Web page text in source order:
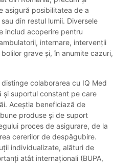
asigură posibilitatea de a
din restul lumii. Diversele
includ acoperire pentru
internare, intervenții
grave și, în anumite cazuri,
colaborarea cu IQ Med
și suportul constant pe care
Aceștia beneficiază de
produse și de suport
proces de asigurare, de la
cererilor de despăgubire.
individualizate, alături de
atât internaționali (BUPA,